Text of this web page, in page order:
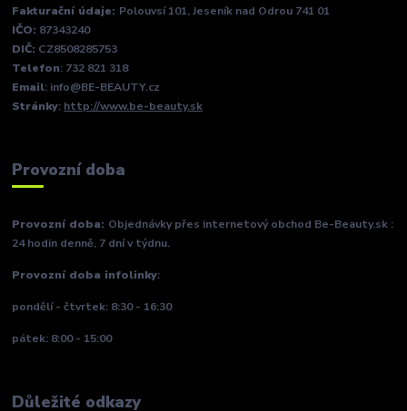
Fakturační údaje: Polouvsí 101, Jeseník nad Odrou 741 01
IČO: 87343240
DIČ: CZ8508285753
Telefon: 732 821 318
Email: info@BE-BEAUTY.cz
Stránky: http://www.be-beauty.sk
Provozní doba
Provozní doba: Objednávky přes internetový obchod Be-Beauty.sk :
24 hodin denně, 7 dní v týdnu.
Provozní doba infolinky:
pondělí - čtvrtek: 8:30 - 16:30
pátek: 8:00 - 15:00
Důležité odkazy